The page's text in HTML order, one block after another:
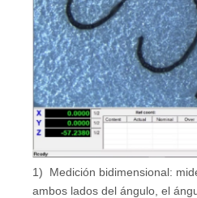
1) Medición bidimensional:
ambos lados del ángulo, el